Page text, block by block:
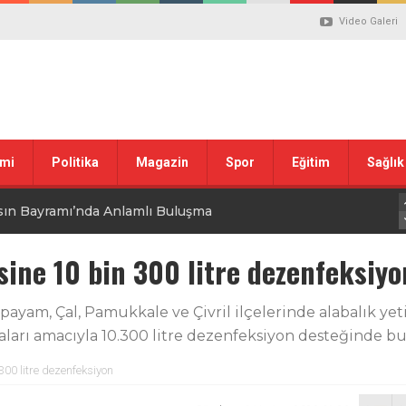
Video Galeri
Politika Magazin Spor Eğitim Sağlık
Bayramı’nda Anlamlı Buluşma
tepkisi
Marşı’nın Kabulünün 105. Yılı Mesajı
ilgili düzenleme görüşülüyor
10 bin 300 litre
Çal, Pamukkale ve Çivril ilçelerinde alabalık
amacıyla 10.300 litre dezenfeksiyon desteğinde
litre dezenfeksiyon